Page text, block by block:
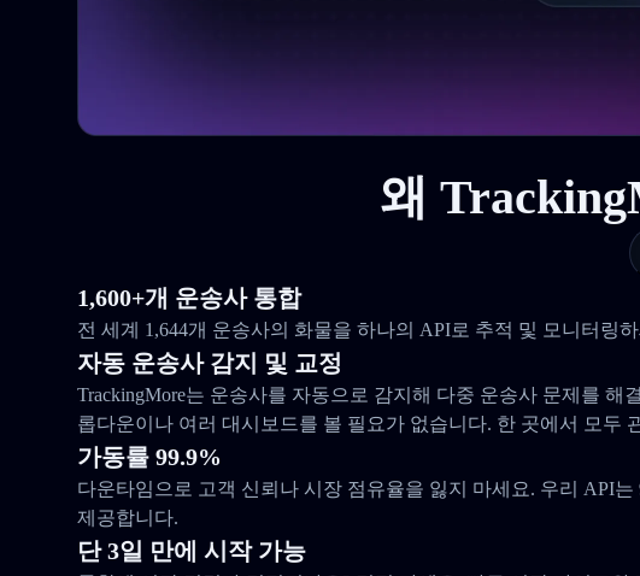
왜
1,600+개 운송사 통합
전 세계 1,644개 운송사의 화물을 하나의 API로 추적 및 모니터링
자동 운송사 감지 및 교정
TrackingMore는 운송사를 자동으로 감지해 다중 운송사 문제를 해
롭다운이나 여러 대시보드를 볼 필요가 없습니다. 한 곳에서 모두
가동률 99.9%
다운타임으로 고객 신뢰나 시장 점유율을 잃지 마세요. 우리 API는
제공합니다.
단 3일 만에 시작 가능